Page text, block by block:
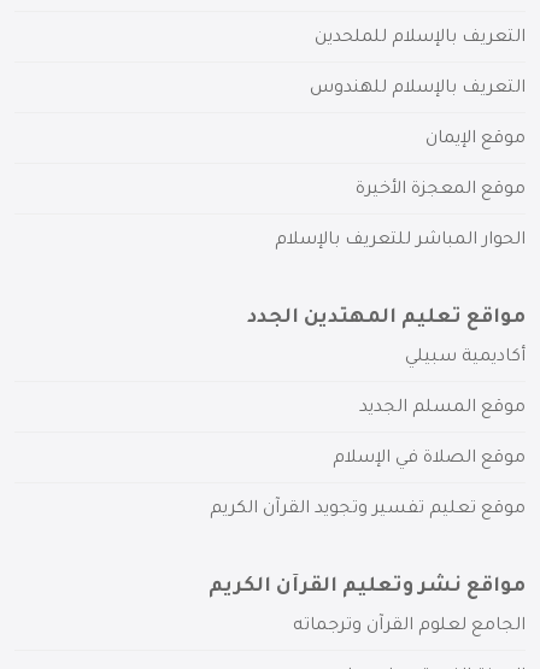
التعريف بالإسلام للملحدين
التعريف بالإسلام للهندوس
موقع الإيمان
موقع المعجزة الأخيرة
الحوار المباشر للتعريف بالإسلام
مواقع تعليم المهتدين الجدد
أكاديمية سبيلي
موقع المسلم الجديد
موقع الصلاة في الإسلام
موقع تعليم تفسير وتجويد القرآن الكريم
مواقع نشر وتعليم القرآن الكريم
الجامع لعلوم القرآن وترجماته